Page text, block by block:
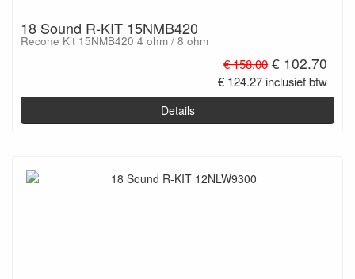
18 Sound R-KIT 15NMB420
Recone Kit 15NMB420 4 ohm / 8 ohm
€ 158.00 € 102.70
€ 124.27 inclusief btw
Details